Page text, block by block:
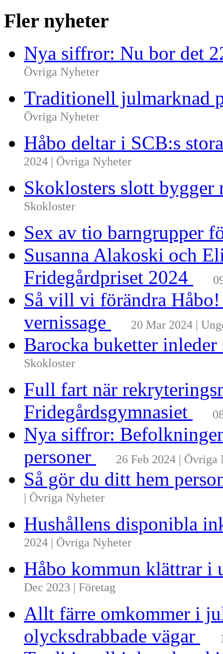
Fler nyheter
Nya siffror: Nu bor det
Övriga Nyheter
Traditionell julmarknad
Övriga Nyheter
Håbo deltar i SCB:s
2024 | Övriga Nyheter
Skoklosters slott
Skokloster
Sex av tio barngrupper
Susanna Alakoski och
Fridegårdpriset 2024
Så vill vi förändra
vernissage
20 Mar 2024 |
Barocka buketter
Skokloster
Full fart när
Fridegårdsgymnasiet
Nya siffror:
personer
26 Feb 2024 | Övriga
Så gör du ditt hem
| Övriga Nyheter
Hushållens disponibla
2024 | Övriga Nyheter
Håbo kommun klättrar i
Dec 2023 | Företag
Allt färre omkommer i
olycksdrabbade vägar